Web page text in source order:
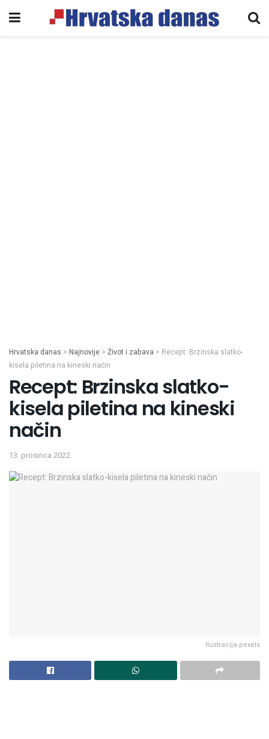
Hrvatska danas > Najnovije > Život i zabava > Recept: Brzinska slatko-
kisela piletina na kineski način
Recept: Brzinska slatko-
kisela piletina na kineski
način
13. prosinca 2022.
Ilustracija pexels